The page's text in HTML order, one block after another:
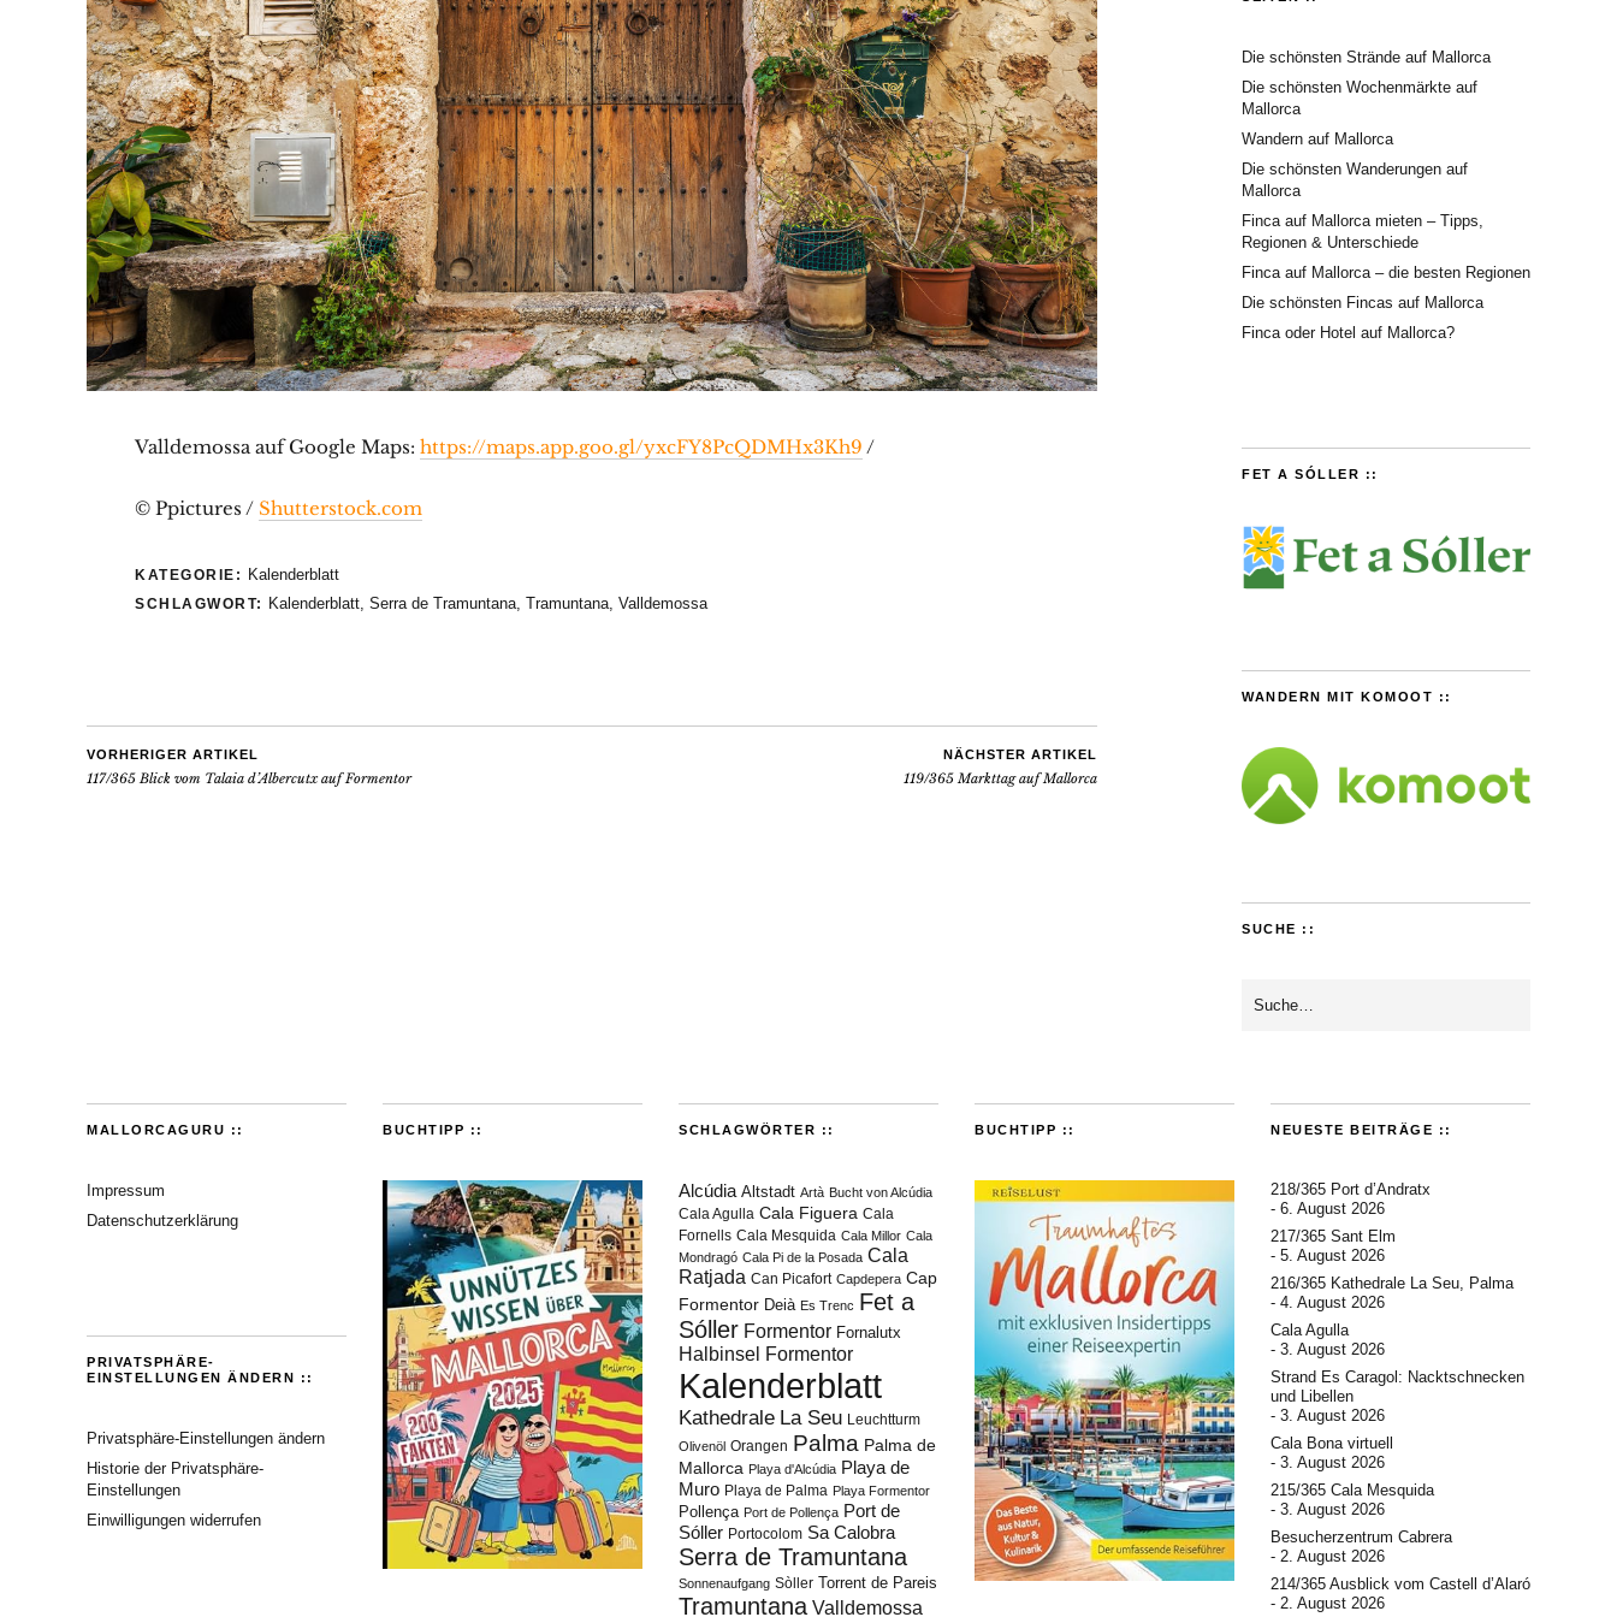
Valldemossa auf Google Maps: https://maps.app.goo.gl/yxcFY8PcQDMHx3Kh9 /
© Ppictures / Shutterstock.com
KATEGORIE: Kalenderblatt
SCHLAGWORT: Kalenderblatt Serra de Tramuntana Tramuntana Valldemossa
VORHERIGER ARTIKEL
117/365 Blick vom Talaia d’Albercutx auf Formentor
NÄCHSTER ARTIKEL
119/365 Markttag auf Mallorca
Die schönsten Strände auf Mallorca
Die schönsten Wochenmärkte auf
Mallorca
Wandern auf Mallorca
Die schönsten Wanderungen auf
Mallorca
Finca auf Mallorca mieten – Tipps,
Regionen & Unterschiede
Finca auf Mallorca – die besten Regionen
Die schönsten Fincas auf Mallorca
Finca oder Hotel auf Mallorca?
FET A SÓLLER ::
WANDERN MIT KOMOOT ::
SUCHE ::
MALLORCAGURU ::
Impressum
Datenschutzerklärung
PRIVATSPHÄRE-
EINSTELLUNGEN ÄNDERN ::
Privatsphäre-Einstellungen ändern
Historie der Privatsphäre-
Einstellungen
Einwilligungen widerrufen
BUCHTIPP :: SCHLAGWÖRTER ::
Alcúdia Altstadt Artà Bucht von Alcúdia
Cala Agulla Cala Figuera Cala
Fornells Cala Mesquida Cala Millor Cala
Mondragó Cala Pi de la Posada Cala
Ratjada Can Picafort Capdepera Cap
Formentor Deià Es Trenc Fet a
Sóller Formentor Fornalutx
Halbinsel Formentor
Kalenderblatt
Kathedrale La Seu Leuchtturm
Olivenöl Orangen Palma Palma de
Mallorca Playa d'Alcúdia Playa de
Muro Playa de Palma Playa Formentor
Pollença Port de Pollença Port de
Sóller Portocolom Sa Calobra
Serra de Tramuntana
Sonnenaufgang Sòller Torrent de Pareis
Tramuntana Valldemossa
BUCHTIPP :: NEUESTE BEITRÄGE ::
218/365 Port d’Andratx
6. August 2026
217/365 Sant Elm
5. August 2026
216/365 Kathedrale La Seu, Palma
4. August 2026
Cala Agulla
3. August 2026
Strand Es Caragol: Nacktschnecken
und Libellen
3. August 2026
Cala Bona virtuell
3. August 2026
215/365 Cala Mesquida
3. August 2026
Besucherzentrum Cabrera
2. August 2026
214/365 Ausblick vom Castell d’Alaró
2. August 2026